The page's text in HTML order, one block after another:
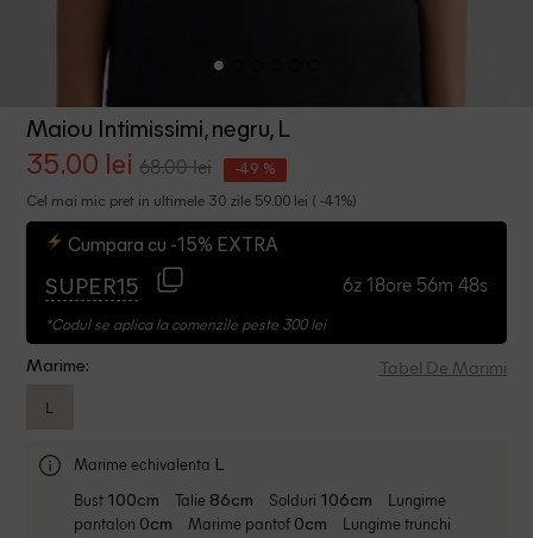
Maiou Intimissimi, negru, L
35.00 lei 68.00 lei -49 %
Cel mai mic pret in ultimele 30 zile 59.00 lei ( -41%)
Cumpara cu -15% EXTRA
SUPER15 6z 18ore 56m 47s
*Codul se aplica la comenzile peste 300 lei
Marime: Tabel De Marimi
L
Marime echivalenta L
Bust 100cm Talie 86cm Solduri 106cm
Lungime
pantalon 0cm Marime pantof 0cm Lungime trunchi